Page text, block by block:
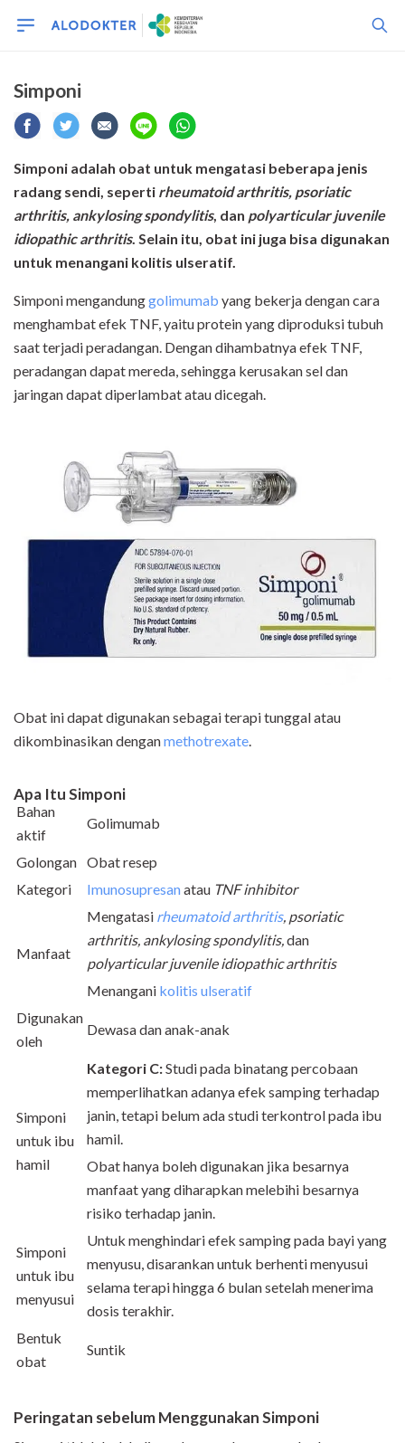
Simponi
Simponi adalah obat untuk mengatasi beberapa jenis
radang sendi, seperti rheumatoid arthritis, psoriatic
arthritis, ankylosing spondylitis, dan polyarticular juvenile
idiopathic arthritis. Selain itu, obat ini juga bisa digunakan
untuk menangani kolitis ulseratif.
Simponi mengandunggolimumab yang bekerja dengan cara
menghambat efek TNF, yaitu protein yang diproduksi tubuh
saat terjadi peradangan. Dengan dihambatnya efek TNF,
peradangan dapat mereda, sehingga kerusakan sel dan
jaringan dapat diperlambat atau dicegah.
Obat ini dapat digunakan sebagai terapi tunggal atau
dikombinasikan denganmethotrexate.
Apa Itu Simponi
Bahan
aktif
Golimumab
Golongan Obat resep
Kategori
Imunosupresanatau TNF inhibitor
Manfaat
Mengatasi rheumatoid arthritis, psoriatic
arthritis, ankylosing spondylitis,dan
polyarticular juvenile idiopathic arthritis
Menangani kolitis ulseratif
Digunakan
oleh
Dewasa dan anak-anak
Simponi
untuk ibu
hamil
Kategori C:Studi pada binatang percobaan
memperlihatkan adanya efek samping terhadap
janin, tetapi belum ada studi terkontrol pada ibu
hamil.
Obat hanya boleh digunakan jika besarnya
manfaat yang diharapkan melebihi besarnya
risiko terhadap janin.
Simponi
untuk ibu
menyusui
Untuk menghindari efek samping pada bayi yang
menyusu, disarankan untuk berhenti menyusui
selama terapi hingga 6 bulan setelah menerima
dosis terakhir.
Bentuk
obat
Suntik
Peringatan sebelum Menggunakan Simponi